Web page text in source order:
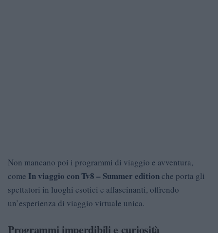
Non mancano poi i programmi di viaggio e avventura,
come In viaggio con Tv8 – Summer editionche porta gli
spettatori in luoghi esotici e affascinanti, offrendo
un’esperienza di viaggio virtuale unica.
Programmi imperdibili e curiosità